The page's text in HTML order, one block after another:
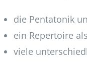
die Pentatonik
ein Repertoire
viele